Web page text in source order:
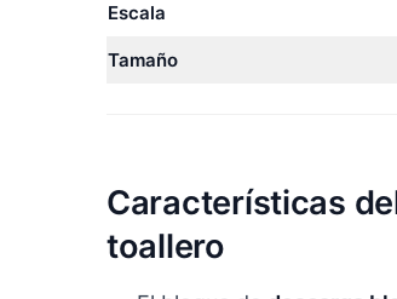
Escala
Tamaño
Características
toallero